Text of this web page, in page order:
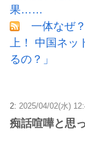
果……
一体なぜ
上！ 中国ネ
るの？」
2: 2025/04/02(水)
痴話喧嘩と思